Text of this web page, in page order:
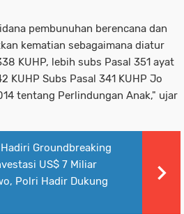
pembunuhan berencana dan
kematian sebagaimana diatur
KUHP, lebih subs Pasal 351 ayat
KUHP Subs Pasal 341 KUHP Jo
tentang Perlindungan Anak," ujar
Groundbreaking
US$ 7 Miliar
Polri Hadir Dukung